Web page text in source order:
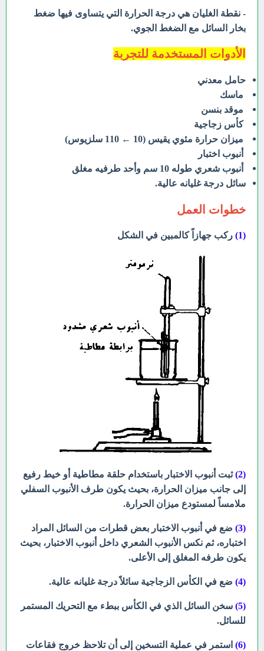
- نقطة الغليان هي درجة الحرارة التي يتساوى فيها ضغط
بخار السائل مع الضغط الجوي.
الأدوات المستخدمة للتجربة
حامل معدني
ماسك
موقد بنسن
كأس زجاجية
ميزان حرارة مئوي يقيس (10 ← 110 سلزيوس)
أنبوب اختبار
أنبوب شعري طوله 10 سم وأحد
طرفيه مغلق
سائل درجة غليانه عالية.
خطوات العمل
(1) ركب جهازاً كالمبين في الشكل
(2) ثبت أنبوب الاختبار باستخدام حلقة مطاطية أو خيط رفيع
إلى جانب ميزان الحرارة، بحيث يكون طرف الأنبوب السفلي
ملامساً لمستودع ميزان الحرارة.
(3) ضع في أنبوب الاختبار بعض قطرات من السائل المراد
اختباره، ثم نكس الأنبوب الشعري داخل أنبوب الاختبار، بحيث
يكون طرفه المغلق إلى الأعلى.
(4) ضع في الكأس الزجاجية سائلاً درجة غليانه عالية.
(5)
سخن السائل الذي في الكأس ببطء مع التحريك المستمر
للسائل.
(6)
استمر في عملية التسخين إلى أن تلاحظ خروج فقاعات